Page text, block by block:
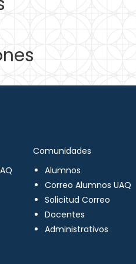
Comunidades
Alumnos
Correo Alumnos UAQ
Solicitud Correo
Docentes
Administrativos